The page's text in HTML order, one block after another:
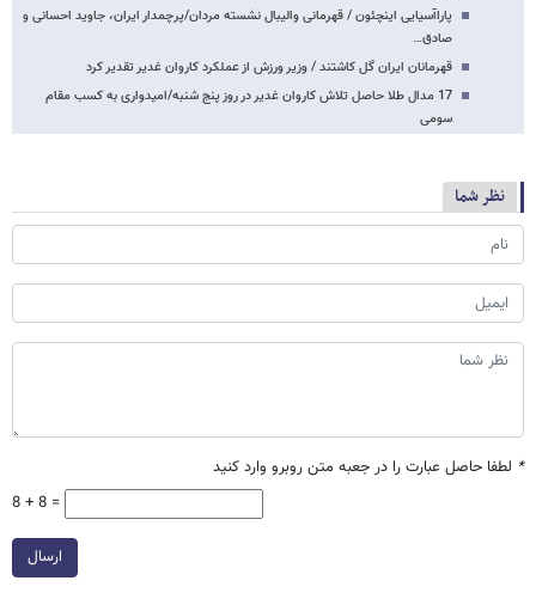
پاراآسیایی اینچئون / قهرمانی والیبال نشسته مردان/پرچمدار ایران، جاوید احسانی و
صادق…
قهرمانان ایران گل کاشتند / وزیر ورزش از عملکرد کاروان غدیر تقدیر کرد
17 مدال طلا حاصل تلاش کاروان غدیر در روز پنج شنبه/امیدواری به کسب مقام
سومی
نظر شما
* لطفا حاصل عبارت را در جعبه متن روبرو وارد کنید
8 + 8 =
ارسال